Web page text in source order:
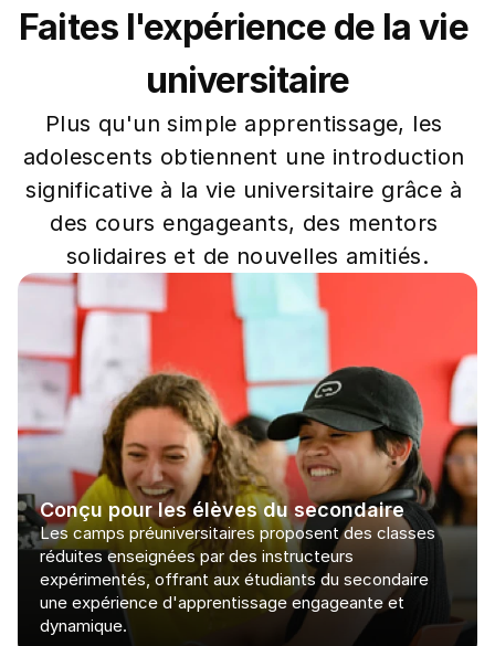
Faites l'expérience de la vie
universitaire
Plus qu'un simple apprentissage, les
adolescents obtiennent une introduction
significative à la vie universitaire grâce à
des cours engageants, des mentors
solidaires et de nouvelles amitiés.
Conçu pour les élèves du secondaire
Les camps préuniversitaires proposent des classes
réduites enseignées par des instructeurs
expérimentés, offrant aux étudiants du secondaire
une expérience d'apprentissage engageante et
dynamique.